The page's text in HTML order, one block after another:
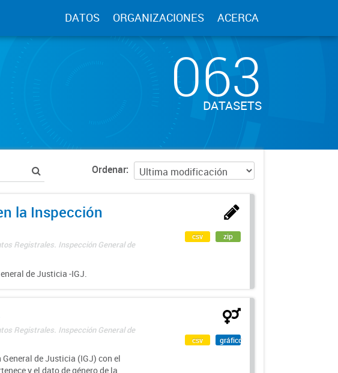
DATOS ORGANIZACIONES ACERCA
063
DATASETS
Ordenar
la Inspección
Registrales. Inspección General de
de Justicia -IGJ.
csv zip
Registrales. Inspección General de
de Justicia (IGJ) con el
y el dato de género de la
csv gráfico